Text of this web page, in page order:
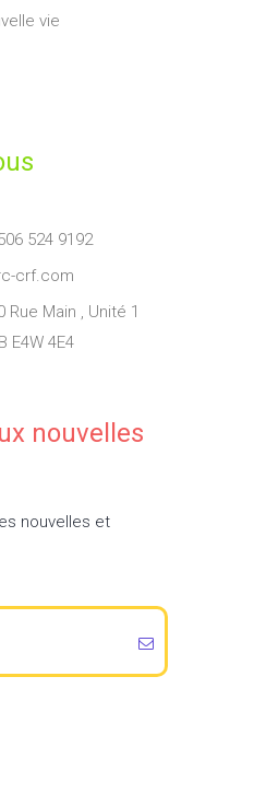
vie
524 9192
crf.com
Rue Main , Unité 1
E4W 4E4
nouvelles
nouvelles et